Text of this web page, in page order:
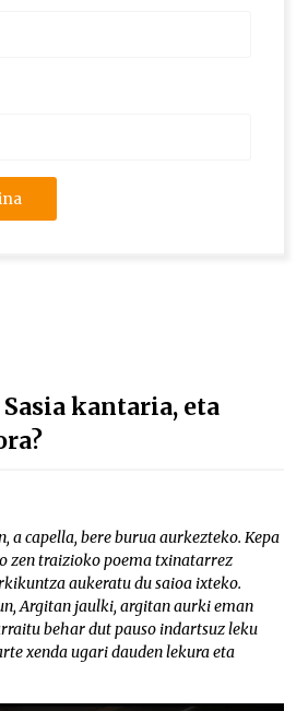
Sasia kantaria, eta
a capella, bere burua aurkezteko. Kepa
zen traizioko poema txinatarrez
aukeratu du saioa ixteko.
Argitan jaulki, argitan aurki eman
behar dut pauso indartsuz leku
xenda ugari dauden lekura eta